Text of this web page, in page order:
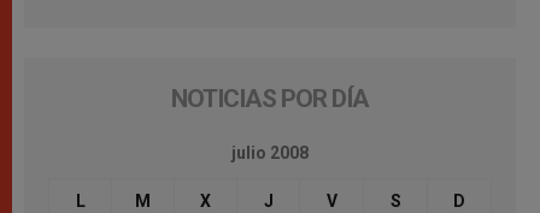
NOTICIAS POR DÍA
julio 2008
L M X J V S D